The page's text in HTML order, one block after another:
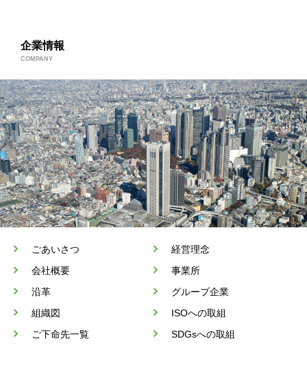
企業情報
ごあいさつ
経営理念
会社概要
事業所
沿革
グループ企業
組織図
ISOへの取組
ご下命先一覧
SDGsへの取組